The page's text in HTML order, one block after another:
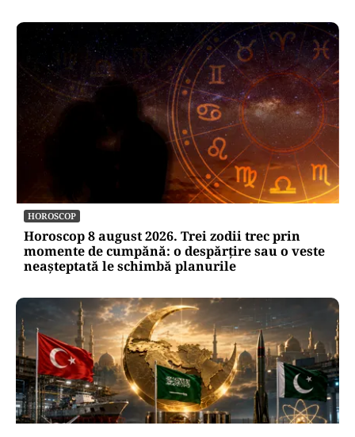
HOROSCOP
Horoscop 8 august 2026. Trei zodii trec prin
momente de cumpănă: o despărțire sau o veste
neașteptată le schimbă planurile